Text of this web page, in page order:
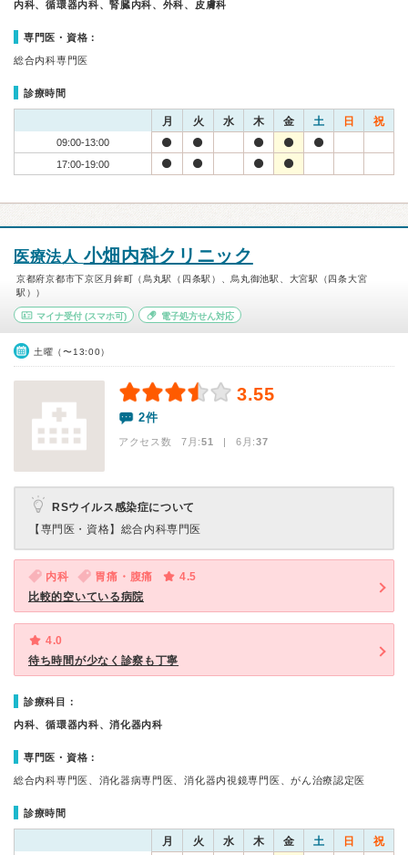
内科、循環器内科、腎臓内科、外科、皮膚科
専門医・資格：
総合内科専門医
診療時間
月 火 水 木 金 土 日 祝
09:00-13:00
17:00-19:00
医療法人 小畑内科クリニック
京都府京都市下京区月鉾町（烏丸駅（四条駅）、烏丸御池駅、大宮駅（四条大宮
駅））
マイナ受付 (スマホ可) 電子処方せん対応
土曜（〜13:00）
3.55
2件
アクセス数 7月:51 | 6月:37
RSウイルス感染症について
【専門医・資格】 総合内科専門医
内科 胃痛・腹痛
4.5
比較的空いている病院
4.0
待ち時間が少なく診察も丁寧
診療科目：
内科、循環器内科、消化器内科
専門医・資格：
総合内科専門医、消化器病専門医、消化器内視鏡専門医、がん治療認定医
診療時間
月 火 水 木 金 土 日 祝